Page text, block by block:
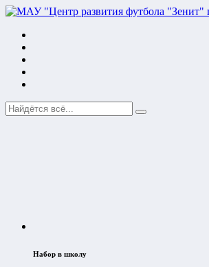
Набор в школу